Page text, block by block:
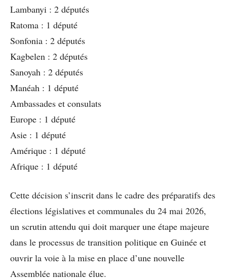
Lambanyi : 2 députés
Ratoma : 1 député
Sonfonia : 2 députés
Kagbelen : 2 députés
Sanoyah : 2 députés
Manéah : 1 député
Ambassades et consulats
Europe : 1 député
Asie : 1 député
Amérique : 1 député
Afrique : 1 député
Cette décision s’inscrit dans le cadre des préparatifs des
élections législatives et communales du 24 mai 2026,
un scrutin attendu qui doit marquer une étape majeure
dans le processus de transition politique en Guinée et
ouvrir la voie à la mise en place d’une nouvelle
Assemblée nationale élue.